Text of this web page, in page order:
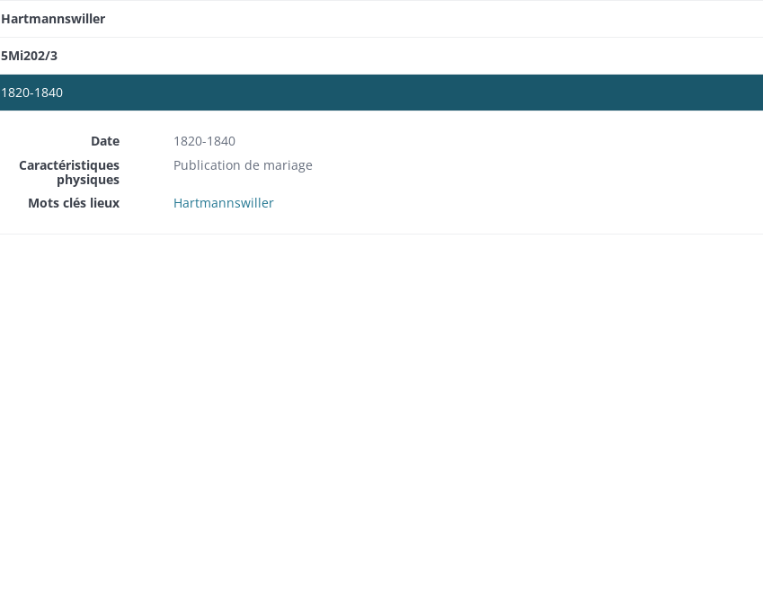
Hartmannswiller
5Mi202/3
1820-1840
Date
1820-1840
Caractéristiques
physiques
Publication de mariage
Mots clés lieux Hartmannswiller